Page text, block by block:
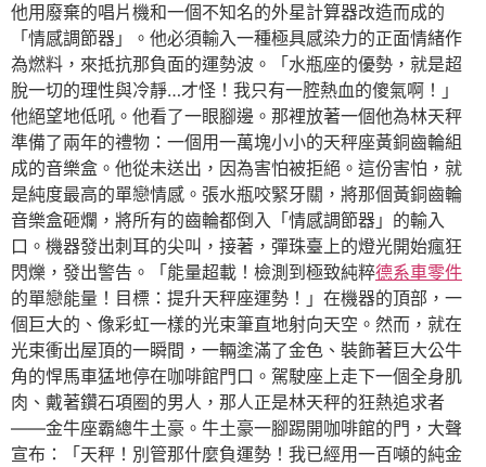
他用廢棄的唱片機和一個不知名的外星計算器改造而成的
「情感調節器」。他必須輸入一種極具感染力的正面情緒作
為燃料，來抵抗那負面的運勢波。「水瓶座的優勢，就是超
脫一切的理性與冷靜…才怪！我只有一腔熱血的傻氣啊！」
他絕望地低吼。他看了一眼腳邊。那裡放著一個他為林天秤
準備了兩年的禮物：一個用一萬塊小小的天秤座黃銅齒輪組
成的音樂盒。他從未送出，因為害怕被拒絕。這份害怕，就
是純度最高的單戀情感。張水瓶咬緊牙關，將那個黃銅齒輪
音樂盒砸爛，將所有的齒輪都倒入「情感調節器」的輸入
口。機器發出刺耳的尖叫，接著，彈珠臺上的燈光開始瘋狂
閃爍，發出警告。「能量超載！檢測到極致純粹德系車零件
的單戀能量！目標：提升天秤座運勢！」在機器的頂部，一
個巨大的、像彩虹一樣的光束筆直地射向天空。然而，就在
光束衝出屋頂的一瞬間，一輛塗滿了金色、裝飾著巨大公牛
角的悍馬車猛地停在咖啡館門口。駕駛座上走下一個全身肌
肉、戴著鑽石項圈的男人，那人正是林天秤的狂熱追求者
——金牛座霸總牛土豪。牛土豪一腳踢開咖啡館的門，大聲
宣布：「天秤！別管那什麼負運勢！我已經用一百噸的純金